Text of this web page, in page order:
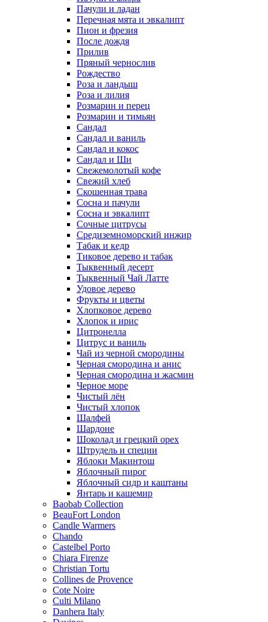
Пачули и ладан
Перечная мята и эвкалипт
Пион и фрезия
После дождя
Прилив
Пряный чернослив
Рождество
Роза и ландыш
Роза и лилия
Розмарин и перец
Розмарин и тимьян
Сандал
Сандал и ваниль
Сандал и кокос
Сандал и Ши
Свежемолотый кофе
Свежий хлеб
Скошенная трава
Сосна и пачули
Сосна и эвкалипт
Сочные цитрусы
Средиземноморский инжир
Табак и кедр
Тиковое дерево и табак
Тыквенный десерт
Тыквенный Чай Латте
Удовое дерево
Фрукты и цветы
Хлопковое дерево
Хлопок и ирис
Цитронелла
Цитрус и ваниль
Чай из черной смородины
Черная смородина и анис
Черная смородина и жасмин
Черное море
Чистый лён
Чистый хлопок
Шалфей
Шардоне
Шоколад и грецкий орех
Штрудель и специи
Яблоки Макинтош
Яблочный пирог
Яблочный сидр и каштаны
Янтарь и кашемир
Baobab Collection
BeauFort London
Candle Warmers
Chando
Castelbel Porto
Chiara Firenze
Christian Tortu
Collines de Provence
Cote Noire
Culti Milano
Danhera Italy